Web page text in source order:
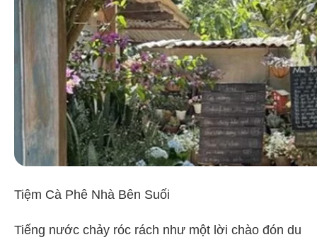
Tiệm Cà Phê Nhà Bên Suối
Tiếng nước chảy róc rách như một lời chào đón du